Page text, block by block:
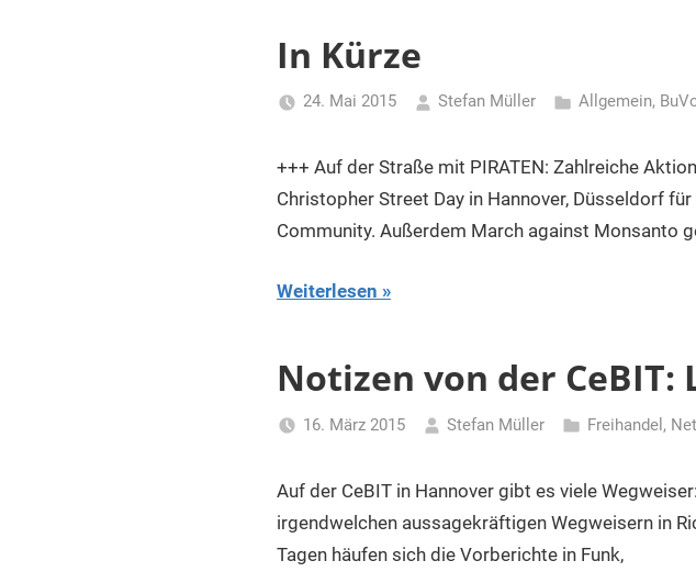
In Kürze
24. Mai 2015 Stefan Müller Allgemein,
+++ Auf der Straße mit PIRATEN: Zahlreiche
Christopher Street Day in Hannover, Düsseldorf
Community. Außerdem March against Monsanto
Weiterlesen
Notizen von der CeBIT:
16. März 2015 Stefan Müller Freihandel ,
Auf der CeBIT in Hannover gibt es viele
irgendwelchen aussagekräftigen Wegweisern in
Tagen häufen sich die Vorberichte in Funk,